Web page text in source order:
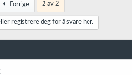
Forrige 2 av 2
registrere deg for å svare her.